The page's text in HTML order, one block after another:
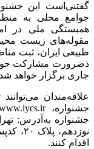
گفتنی‌است این
جوامع محلی به
همبستگی ملی در
مقوله‌های زیست
طبیعی ایران، ثبت
ذضرورت مشارکت
جاری برگزار خواهد
جشنواره،
جشنواره به‌آدرس:
اقدام کنند.